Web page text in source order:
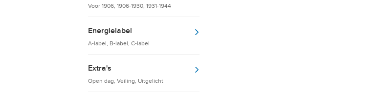
Voor 1906, 1906-1930, 1931-1944
Energielabel
A-label, B-label, C-label
Extra's
Open dag, Veiling, Uitgelicht